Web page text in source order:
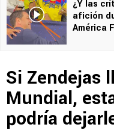
¿Y las
afición
América
Si Zendejas
Mundial,
podría